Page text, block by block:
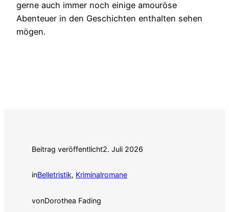
gerne auch immer noch einige amouröse
Abenteuer in den Geschichten enthalten sehen
mögen.
Beitrag veröffentlicht2. Juli 2026
inBelletristik, Kriminalromane
vonDorothea Fading